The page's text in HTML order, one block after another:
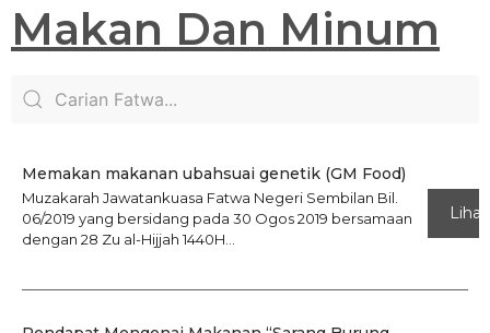
Makan Dan Minum
Memakan makanan ubahsuai genetik (GM Food)
Muzakarah Jawatankuasa Fatwa Negeri Sembilan Bil.
06/2019 yang bersidang pada 30 Ogos 2019 bersamaan
dengan 28 Zu al-Hijjah 1440H...
Lihat